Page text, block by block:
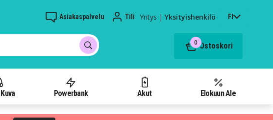
Asiakaspalvelu Tili Yritys | Yksityishenkilö FI
0 Ostoskori
Powerbank Akut Elokuun Ale